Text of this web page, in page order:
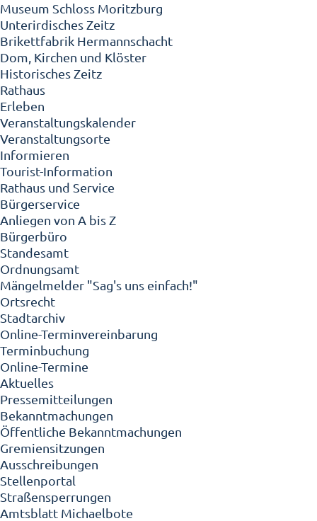
Museum Schloss Moritzburg
Unterirdisches Zeitz
Brikettfabrik Hermannschacht
Dom, Kirchen und Klöster
Historisches Zeitz
Rathaus
Erleben
Veranstaltungskalender
Veranstaltungsorte
Informieren
Tourist-Information
Rathaus und Service
Bürgerservice
Anliegen von A bis Z
Bürgerbüro
Standesamt
Ordnungsamt
Mängelmelder "Sag's uns einfach!"
Ortsrecht
Stadtarchiv
Online-Terminvereinbarung
Terminbuchung
Online-Termine
Aktuelles
Pressemitteilungen
Bekanntmachungen
Öffentliche Bekanntmachungen
Gremiensitzungen
Ausschreibungen
Stellenportal
Straßensperrungen
Amtsblatt Michaelbote